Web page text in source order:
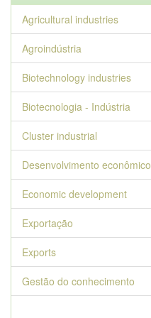
Agricultural industries
Agroindústria
Biotechnology industries
Biotecnologia - Indústria
Cluster industrial
Desenvolvimento econômico
Economic development
Exportação
Exports
Gestão do conhecimento